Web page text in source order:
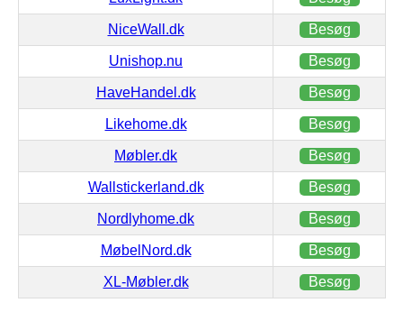
NiceWall.dk Besøg
Unishop.nu Besøg
HaveHandel.dk Besøg
Likehome.dk Besøg
Møbler.dk Besøg
Wallstickerland.dk Besøg
Nordlyhome.dk Besøg
MøbelNord.dk Besøg
XL-Møbler.dk Besøg